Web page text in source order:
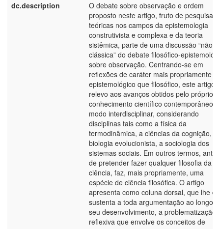
dc.description
O debate sobre observação e ordem
proposto neste artigo, fruto de pesquisas
teóricas nos campos da epistemologia
construtivista e complexa e da teoria
sistêmica, parte de uma discussão “não
clássica” do debate filosófico-
sobre observação. Centrando-se em
reflexões de caráter mais propriamente
epistemológico que filosófico, este artigo
relevo aos avanços obtidos pelo próprio
conhecimento científico contemporâneo,
modo interdisciplinar, considerando
disciplinas tais como a física da
termodinâmica, a ciências da cognição, a
biologia evolucionista, a sociologia dos
sistemas sociais. Em outros termos, antes
de pretender fazer qualquer filosofia da
ciência, faz, mais propriamente, uma
espécie de ciência filosófica. O artigo
apresenta como coluna dorsal, que lhe dá
sustenta a toda argumentação ao longo
seu desenvolvimento, a problematização
reflexiva que envolve os conceitos de